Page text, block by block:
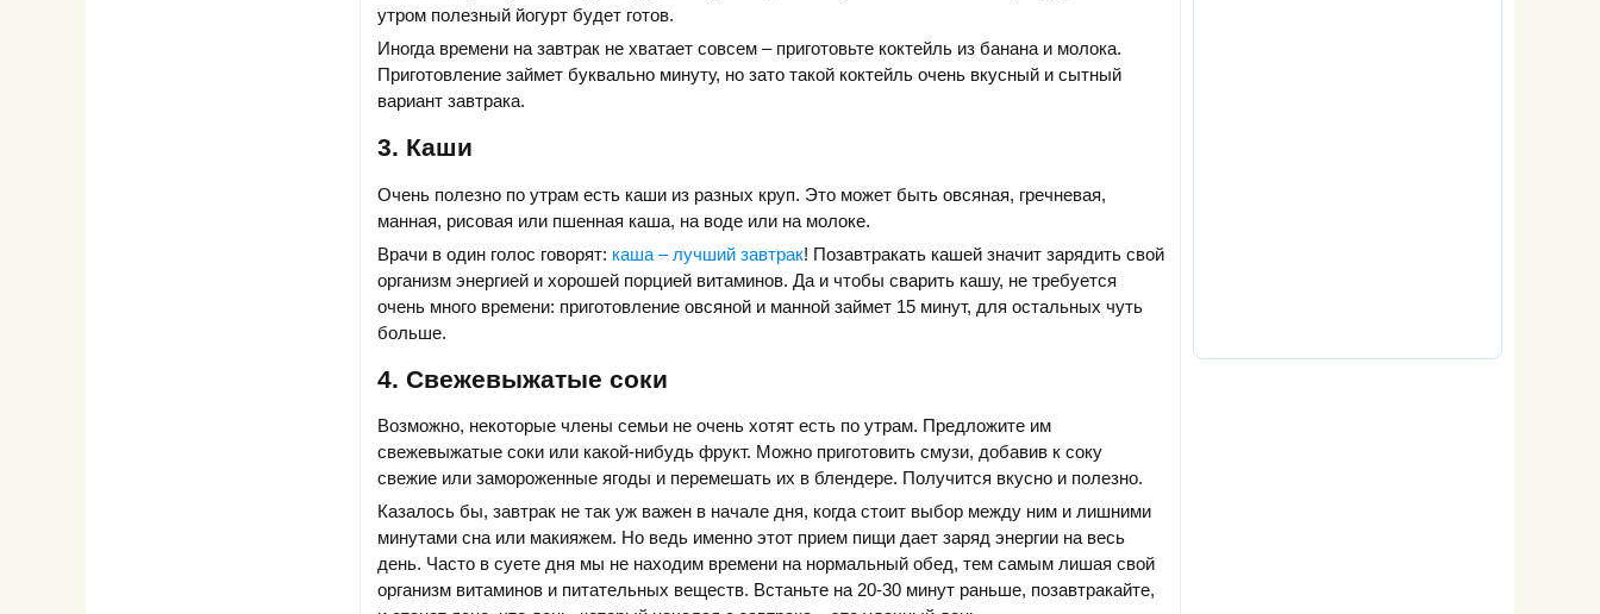
утром полезный йогурт будет готов.
Иногда времени на завтрак не хватает совсем – приготовьте коктейль из банана и молока.
Приготовление займет буквально минуту, но зато такой коктейль очень вкусный и сытный
вариант завтрака.
3. Каши
Очень полезно по утрам есть каши из разных круп. Это может быть овсяная, гречневая,
манная, рисовая или пшенная каша, на воде или на молоке.
Врачи в один голос говорят: каша – лучший завтрак! Позавтракать кашей значит зарядить свой
организм энергией и хорошей порцией витаминов. Да и чтобы сварить кашу, не требуется
очень много времени: приготовление овсяной и манной займет 15 минут, для остальных чуть
больше.
4. Свежевыжатые соки
Возможно, некоторые члены семьи не очень хотят есть по утрам. Предложите им
свежевыжатые соки или какой-нибудь фрукт. Можно приготовить смузи, добавив к соку
свежие или замороженные ягоды и перемешать их в блендере. Получится вкусно и полезно.
Казалось бы, завтрак не так уж важен в начале дня, когда стоит выбор между ним и лишними
минутами сна или макияжем. Но ведь именно этот прием пищи дает заряд энергии на весь
день. Часто в суете дня мы не находим времени на нормальный обед, тем самым лишая свой
организм витаминов и питательных веществ. Встаньте на 20-30 минут раньше, позавтракайте,